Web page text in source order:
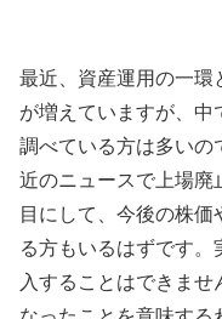
最近、資産運用の一環
が増えていますが、中
調べている方は多いの
近のニュースで上場廃
目にして、今後の株
る方もいるはずです
入することはできませ